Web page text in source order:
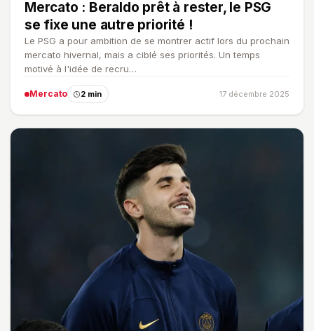
Mercato : Beraldo prêt à rester, le PSG
se fixe une autre priorité !
Le PSG a pour ambition de se montrer actif lors du prochain
mercato hivernal, mais a ciblé ses priorités. Un temps
motivé à l'idée de recru…
Mercato 2 min 17 décembre 2025